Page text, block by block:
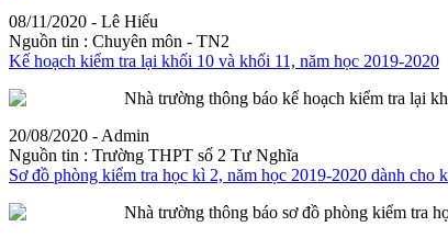
08/11/2020 - Lê Hiếu
Nguồn tin : Chuyên môn - TN2
Kế hoạch kiểm tra lại khối 10 và khối 11, năm học 2019-2020
Nhà trường thông báo kế hoạch kiểm tra lại
20/08/2020 - Admin
Nguồn tin : Trường THPT số 2 Tư Nghĩa
Sơ đồ phòng kiểm tra học kì 2, năm học 2019-2020 dành cho
Nhà trường thông báo sơ đồ phòng kiểm tra